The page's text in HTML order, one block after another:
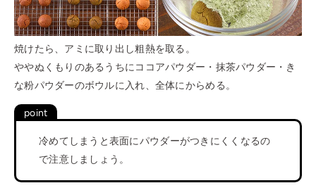
焼けたら、アミに取り出し粗熱を取る。
ややぬくもりのあるうちにココアパウダー・抹茶パウダー・き
な粉パウダーのボウルに入れ、全体にからめる。
冷めてしまうと表面にパウダーがつきにくくなるの
で注意しましょう。